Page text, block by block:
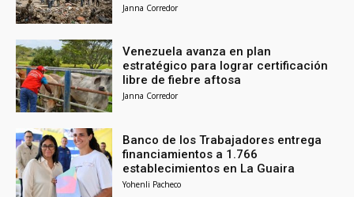
Janna Corredor
Venezuela avanza en plan
estratégico para lograr certificación
libre de fiebre aftosa
Janna Corredor
Banco de los Trabajadores entrega
financiamientos a 1.766
establecimientos en La Guaira
Yohenli Pacheco